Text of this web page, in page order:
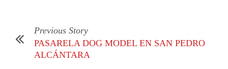
Previous Story
PASARELA DOG MODEL EN SAN PEDRO
ALCÁNTARA